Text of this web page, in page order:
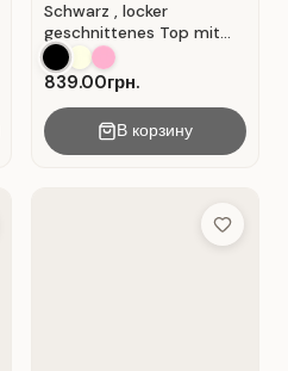
Schwarz , locker
geschnittenes Top mit
durchbrochener
Spitzeneinlage.
839.00грн.
В корзину
Wish List Add to